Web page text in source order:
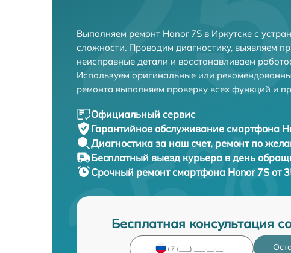
Выполняем ремонт Honor 7S в Иркутске с
сложности. Проводим диагностику, выявляем
неисправные детали и восстанавливаем
Используем оригинальные или
ремонта выполняем проверку всех функций и
Официальный сервис
Гарантийное обслуживание смартфона
Диагностика за наш счет, ремонт по
Бесплатный выезд курьера в день
Срочный ремонтсмартфона Honor 7S от
Бесплатная консультация